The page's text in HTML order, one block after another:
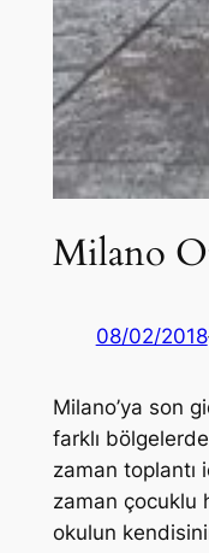
Milano
08/02/2018
Milano’ya son
farklı
zaman toplantı
zaman çocuklu
okulun